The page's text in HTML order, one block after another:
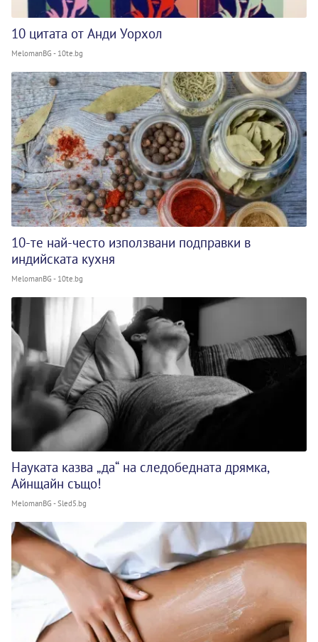
10 цитата от Анди Уорхол
MelomanBG - 10te.bg
10-те най-често използвани подправки в
индийската кухня
MelomanBG - 10te.bg
Науката казва „да“ на следобедната дрямка,
Айнщайн също!
MelomanBG - Sled5.bg